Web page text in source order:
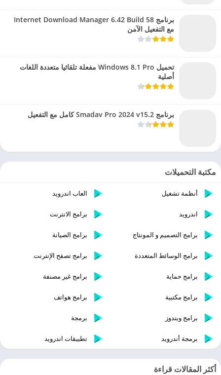
برنامج Internet Download Manager 6.42 Build 58
مع التفعيل الآمن
تحميل Windows 8.1 Pro مفعلة تلقائيا متعددة اللغات
أصلية
برنامج Smadav Pro 2024 v15.2 كامل مع التفعيل
مكتبة التحميلات
أنظمة تشغيل العاب اندرويد
اندرويد برامج الانترنت
برامج التصميم و المونتاج برامج الصيانة
برامج الوسائط المتعددة برامج تصفح الإنترنت
برامج حماية برامج غير مصنفة
برامج مكتبية برامج هواتف
برامج ويندوز برمجة
برمجة أندرويد تطبيقات اندرويد
أكثر المقالات قراءة